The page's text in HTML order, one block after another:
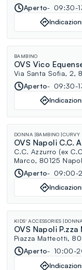
Aperto
09:30-
Indicazioni
BAMBINO
OVS Vico
Via Santa Sofia, 2,
Aperto
09:30-
Indicazioni
DONNA BAMBINO CURVY
OVS Napoli C.C.
C.C. Azzurro (ex
Marco, 80125
Aperto
09:00-
Indicazioni
KIDS' ACCESSORIES
OVS Napoli
Piazza Matteotti,
Aperto
10:00-
Indicazioni